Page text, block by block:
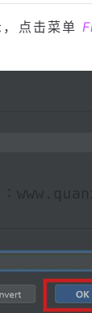
，点击菜单